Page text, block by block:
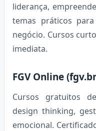
liderança,
temas práticos
negócio. Cursos
imediata.
FGV Online
Cursos gratuitos
design thinking,
emocional.